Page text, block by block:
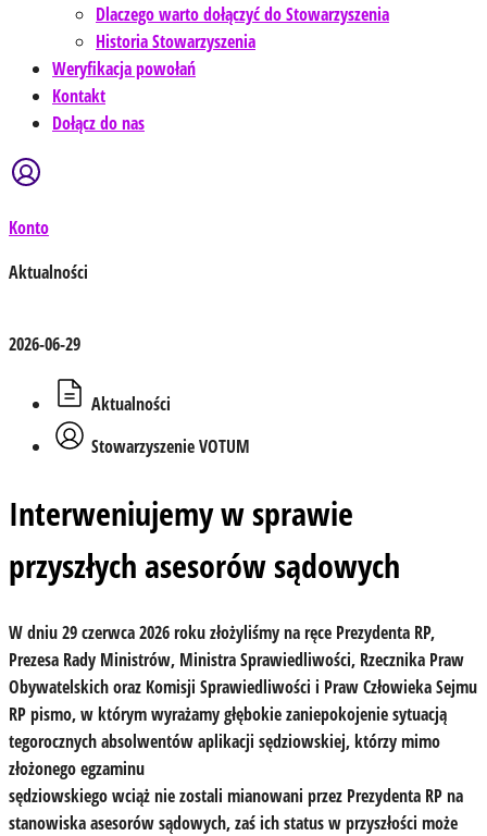
Dlaczego warto dołączyć do Stowarzyszenia
Historia Stowarzyszenia
Weryfikacja powołań
Kontakt
Dołącz do nas
Konto
Aktualności
2026-06-29
Aktualności
Stowarzyszenie VOTUM
Interweniujemy w sprawie
przyszłych asesorów sądowych
W dniu 29 czerwca 2026 roku złożyliśmy na ręce Prezydenta RP,
Prezesa Rady Ministrów, Ministra Sprawiedliwości, Rzecznika Praw
Obywatelskich oraz Komisji Sprawiedliwości i Praw Człowieka Sejmu
RP pismo, w którym wyrażamy głębokie zaniepokojenie sytuacją
tegorocznych absolwentów aplikacji sędziowskiej, którzy mimo
złożonego egzaminu
sędziowskiego wciąż nie zostali mianowani przez Prezydenta RP na
stanowiska asesorów sądowych, zaś ich status w przyszłości może